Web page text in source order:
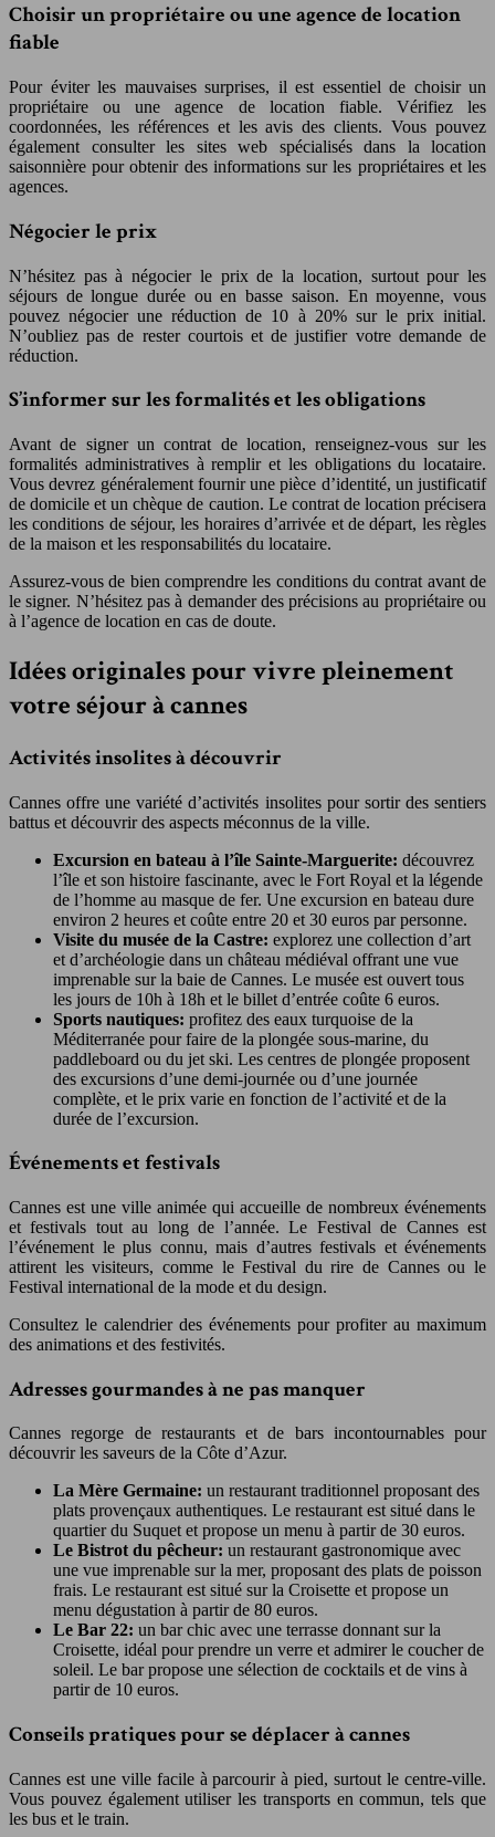
Choisir un propriétaire ou une agence de location
fiable
Pour éviter les mauvaises surprises, il est essentiel de choisir un
propriétaire ou une agence de location fiable. Vérifiez les
coordonnées, les références et les avis des clients. Vous pouvez
également consulter les sites web spécialisés dans la location
saisonnière pour obtenir des informations sur les propriétaires et les
agences.
Négocier le prix
N’hésitez pas à négocier le prix de la location, surtout pour les
séjours de longue durée ou en basse saison. En moyenne, vous
pouvez négocier une réduction de 10 à 20% sur le prix initial.
N’oubliez pas de rester courtois et de justifier votre demande de
réduction.
S’informer sur les formalités et les obligations
Avant de signer un contrat de location, renseignez-vous sur les
formalités administratives à remplir et les obligations du locataire.
Vous devrez généralement fournir une pièce d’identité, un justificatif
de domicile et un chèque de caution. Le contrat de location précisera
les conditions de séjour, les horaires d’arrivée et de départ, les règles
de la maison et les responsabilités du locataire.
Assurez-vous de bien comprendre les conditions du contrat avant de
le signer. N’hésitez pas à demander des précisions au propriétaire ou
à l’agence de location en cas de doute.
Idées originales pour vivre pleinement
votre séjour à cannes
Activités insolites à découvrir
Cannes offre une variété d’activités insolites pour sortir des sentiers
battus et découvrir des aspects méconnus de la ville.
Excursion en bateau à l’île Sainte-Marguerite: découvrez
l’île et son histoire fascinante, avec le Fort Royal et la légende
de l’homme au masque de fer. Une excursion en bateau dure
environ 2 heures et coûte entre 20 et 30 euros par personne.
Visite du musée de la Castre: explorez une collection d’art
et d’archéologie dans un château médiéval offrant une vue
imprenable sur la baie de Cannes. Le musée est ouvert tous
les jours de 10h à 18h et le billet d’entrée coûte 6 euros.
Sports nautiques: profitez des eaux turquoise de la
Méditerranée pour faire de la plongée sous-marine, du
paddleboard ou du jet ski. Les centres de plongée proposent
des excursions d’une demi-journée ou d’une journée
complète, et le prix varie en fonction de l’activité et de la
durée de l’excursion.
Événements et festivals
Cannes est une ville animée qui accueille de nombreux événements
et festivals tout au long de l’année. Le Festival de Cannes est
l’événement le plus connu, mais d’autres festivals et événements
attirent les visiteurs, comme le Festival du rire de Cannes ou le
Festival international de la mode et du design.
Consultez le calendrier des événements pour profiter au maximum
des animations et des festivités.
Adresses gourmandes à ne pas manquer
Cannes regorge de restaurants et de bars incontournables pour
découvrir les saveurs de la Côte d’Azur.
La Mère Germaine: un restaurant traditionnel proposant des
plats provençaux authentiques. Le restaurant est situé dans le
quartier du Suquet et propose un menu à partir de 30 euros.
Le Bistrot du pêcheur: un restaurant gastronomique avec
une vue imprenable sur la mer, proposant des plats de poisson
frais. Le restaurant est situé sur la Croisette et propose un
menu dégustation à partir de 80 euros.
Le Bar 22: un bar chic avec une terrasse donnant sur la
Croisette, idéal pour prendre un verre et admirer le coucher de
soleil. Le bar propose une sélection de cocktails et de vins à
partir de 10 euros.
Conseils pratiques pour se déplacer à cannes
Cannes est une ville facile à parcourir à pied, surtout le centre-ville.
Vous pouvez également utiliser les transports en commun, tels que
les bus et le train.